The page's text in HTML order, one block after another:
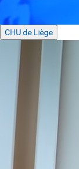
CHU de Liège